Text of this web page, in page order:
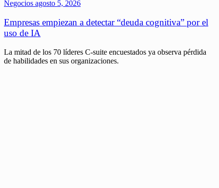
Negocios agosto 5, 2026
Empresas empiezan a detectar “deuda cognitiva” por el
uso de IA
La mitad de los 70 líderes C-suite encuestados ya observa pérdida
de habilidades en sus organizaciones.